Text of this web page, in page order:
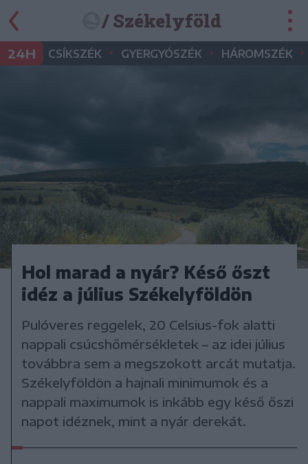
/ Székelyföld
24H CSÍKSZÉK • GYERGYÓSZÉK • HÁROMSZÉK •
Hol marad a nyár? Késő őszt
idéz a július Székelyföldön
Pulóveres reggelek, 20 Celsius-fok alatti
nappali csúcshőmérsékletek – az idei július
továbbra sem a megszokott arcát mutatja.
Székelyföldön a hajnali minimumok és a
nappali maximumok is inkább egy késő őszi
napot idéznek, mint a nyár derekát.